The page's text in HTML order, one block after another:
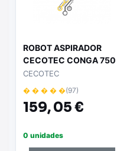
ROBOT ASPIRADOR
CECOTEC CONGA 750
- 4 FUNCIONES BARRE /
ASPIRA / MOPA / FRIEGA
- NAVEGATION ITECH
EASY - BAT. 2600MAH -
MINUTOS
CECOTEC
� � � � �(97)
159,05 €
0 unidades